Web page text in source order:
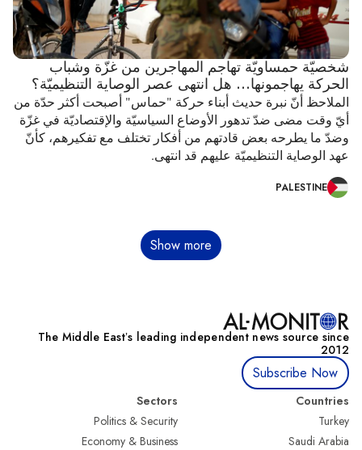
شخصيّة حمساويّة تهاجم المهاجرين من غزّة وشباب
الحركة يهاجمونها... هل انتهى عصر الوصاية التنظيميّة؟
الملاحظ أنّ نبرة حديث أبناء حركة "حماس" أصبحت أكثر حدّة من
أيّ وقت مضى ضدّ تدهور الأوضاع السياسيّة والإقتصاديّة في غزّة
وضدّ ما يطرحه بعض قادتهم من أفكار تختلف مع تفكيرهم، كأنّ
عهد الوصاية التنظيميّة عليهم قد انتهى.
PALESTINE
Show more
The Middle Eastʼs leading independent news source since
2012
Subscribe Now
Countries
Turkey
Saudi Arabia
Sectors
Politics & Security
Economy & Business